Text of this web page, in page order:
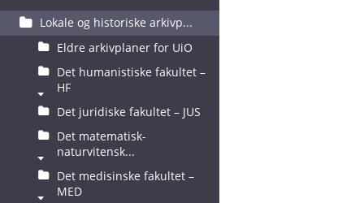
Lokale og historiske arkivp...
Eldre arkivplaner for UiO
Det humanistiske fakultet –
HF
Det juridiske fakultet – JUS
Det matematisk-
naturvitensk...
Det medisinske fakultet –
MED